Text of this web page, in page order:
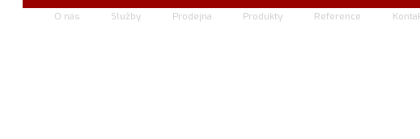
O nás Služby Prodejna Produkty Reference